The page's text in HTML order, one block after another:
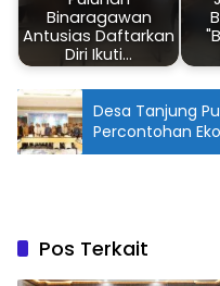
Binaragawan
Antusias Daftarkan
Diri Ikuti…
Desa Tanjung
Percontohan
Pos Terkait